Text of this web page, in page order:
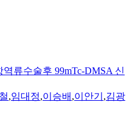
류수술후 99mTc-DMSA 신
,임대정,이승배 ,이안기 ,김광